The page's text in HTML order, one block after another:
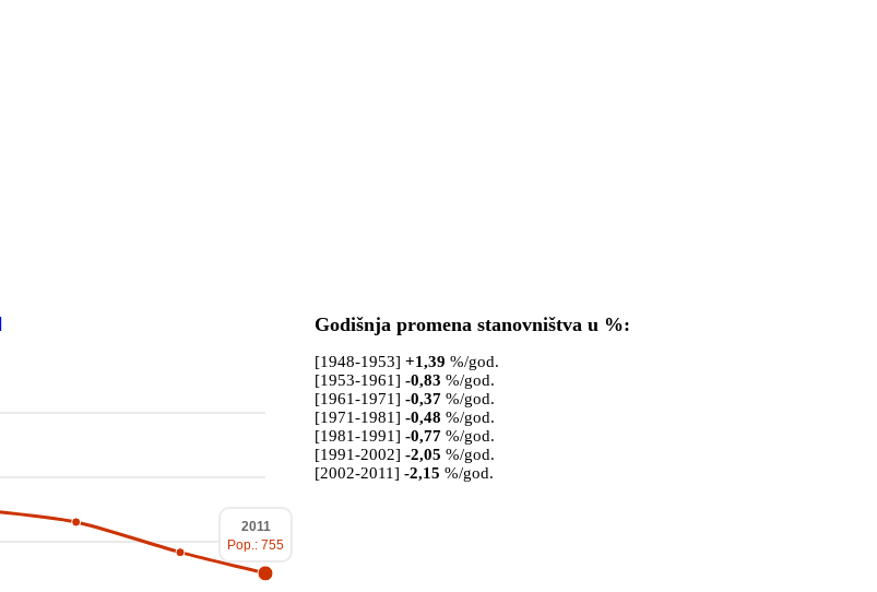
2011
Pop.: 755
Godišnja promena stanovništva u %:
[1948-1953] +1,39 %/god.
[1953-1961] -0,83 %/god.
[1961-1971] -0,37%/god.
[1971-1981] -0,48 %/god.
[1981-1991] -0,77%/god.
[1991-2002] -2,05 %/god.
[2002-2011] -2,15 %/god.